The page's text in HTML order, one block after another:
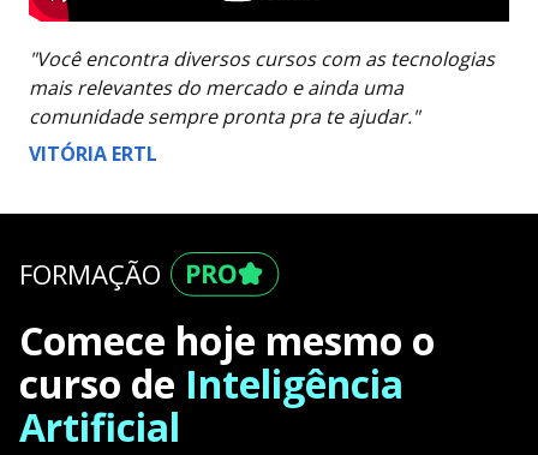
"Você encontra diversos cursos com as tecnologias
mais relevantes do mercado e ainda uma
comunidade sempre pronta pra te ajudar."
VITÓRIA ERTL
FORMAÇÃO
Comece hoje mesmo o
curso de Inteligência
Artificial